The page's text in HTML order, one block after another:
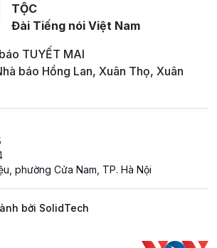
TỘC
Đài Tiếng nói Việt Nam
TUYẾT MAI
báo Hồng Lan, Xuân Thọ, Xuân
phường Cửa Nam, TP. Hà Nội
bởi SolidTech